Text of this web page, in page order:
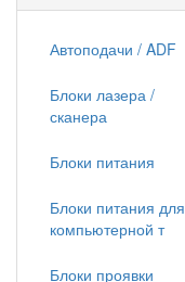
Автоподачи / ADF
Блоки лазера /
сканера
Блоки питания
Блоки питания для
компьютерной т
Блоки проявки